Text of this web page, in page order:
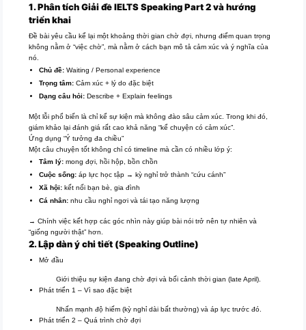
1. Phân tích Giải đề IELTS Speaking Part 2 và hướng
triển khai
Đề bài yêu cầu kể lại một khoảng thời gian chờ đợi, nhưng điểm quan trọng
không nằm ở “việc chờ”, mà nằm ở cách bạn mô tả cảm xúc và ý nghĩa của
nó.
Chủ đề: Waiting / Personal experience
Trọng tâm: Cảm xúc + lý do đặc biệt
Dạng câu hỏi: Describe + Explain feelings
Một lỗi phổ biến là chỉ kể sự kiện mà không đào sâu cảm xúc. Trong khi đó,
giám khảo lại đánh giá rất cao khả năng “kể chuyện có cảm xúc”.
Ứng dụng “Ý tưởng đa chiều”
Một câu chuyện tốt không chỉ có timeline mà cần có nhiều lớp ý:
Tâm lý: mong đợi, hồi hộp, bồn chồn
Cuộc sống: áp lực học tập → kỳ nghỉ trở thành “cứu cánh”
Xã hội: kết nối bạn bè, gia đình
Cá nhân: nhu cầu nghỉ ngơi và tái tạo năng lượng
→ Chính việc kết hợp các góc nhìn này giúp bài nói trở nên tự nhiên và
“giống người thật” hơn.
2. Lập dàn ý chi tiết (Speaking Outline)
Mở đầu
Giới thiệu sự kiện đang chờ đợi và bối cảnh thời gian (late April).
Phát triển 1 – Vì sao đặc biệt
Nhấn mạnh độ hiếm (kỳ nghỉ dài bất thường) và áp lực trước đó.
Phát triển 2 – Quá trình chờ đợi